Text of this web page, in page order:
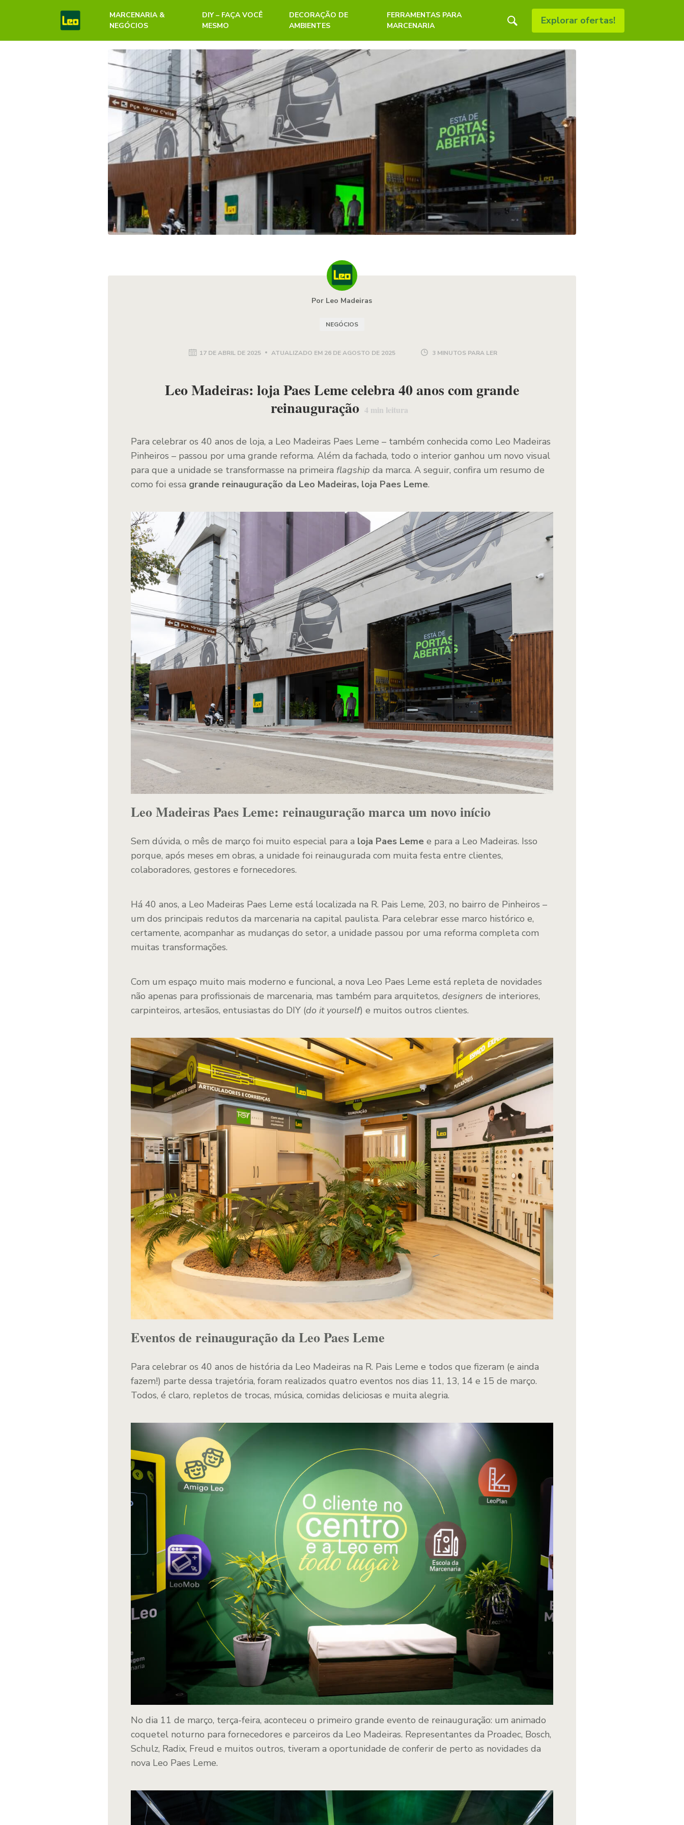
MARCENARIA &
NEGÓCIOS
DIY – FAÇA VOCÊ
MESMO
DECORAÇÃO DE
AMBIENTES
FERRAMENTAS PARA
MARCENARIA
Explorar ofertas!
Por Leo Madeiras
NEGÓCIOS
17 DE ABRIL DE 2025 ATUALIZADO EM 26 DE AGOSTO DE 2025 3 MINUTOS PARA LER
Leo Madeiras: loja Paes Leme celebra 40 anos com grande
reinauguração 4 min leitura
Para celebrar os 40 anos de loja, a Leo Madeiras Paes Leme – também conhecida como Leo Madeiras
Pinheiros – passou por uma grande reforma. Além da fachada, todo o interior ganhou um novo visual
para que a unidade se transformasse na primeira flagship da marca. A seguir, confira um resumo de
como foi essa grande reinauguração da Leo Madeiras, loja Paes Leme.
Leo Madeiras Paes Leme: reinauguração marca um novo início
Sem dúvida, o mês de março foi muito especial para a loja Paes Lemee para a Leo Madeiras. Isso
porque, após meses em obras, a unidade foi reinaugurada com muita festa entre clientes,
colaboradores, gestores e fornecedores.
Há 40 anos, a Leo Madeiras Paes Leme está localizada na R. Pais Leme, 203, no bairro de Pinheiros –
um dos principais redutos da marcenaria na capital paulista. Para celebrar esse marco histórico e,
certamente, acompanhar as mudanças do setor, a unidade passou por uma reforma completa com
muitas transformações.
Com um espaço muito mais moderno e funcional, a nova Leo Paes Leme está repleta de novidades
não apenas para profissionais de marcenaria, mas também para arquitetos, designers de interiores,
carpinteiros, artesãos, entusiastas do DIY (do it yourself) e muitos outros clientes.
Eventos de reinauguração da Leo Paes Leme
Para celebrar os 40 anos de história da Leo Madeiras na R. Pais Leme e todos que fizeram (e ainda
fazem!) parte dessa trajetória, foram realizados quatro eventos nos dias 11, 13, 14 e 15 de março.
Todos, é claro, repletos de trocas, música, comidas deliciosas e muita alegria.
No dia 11 de março, terça-feira, aconteceu o primeiro grande evento de reinauguração: um animado
coquetel noturno para fornecedores e parceiros da Leo Madeiras. Representantes da Proadec, Bosch,
Schulz, Radix, Freud e muitos outros, tiveram a oportunidade de conferir de perto as novidades da
nova Leo Paes Leme.